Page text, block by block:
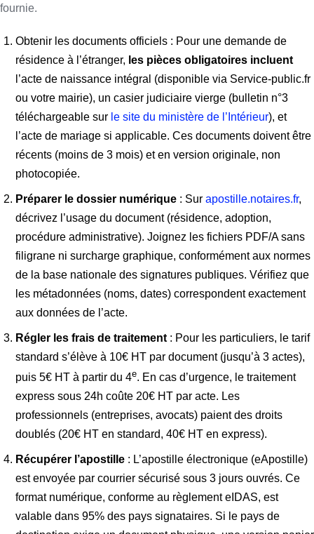
fournie.
Obtenir les documents officiels : Pour une demande de
résidence à l’étranger, les pièces obligatoires incluent
l’acte de naissance intégral (disponible via Service-public.fr
ou votre mairie), un casier judiciaire vierge (bulletin n°3
téléchargeable sur le site du ministère de l’Intérieur), et
l’acte de mariage si applicable. Ces documents doivent être
récents (moins de 3 mois) et en version originale, non
photocopiée.
Préparer le dossier numérique: Sur apostille.notaires.fr,
décrivez l’usage du document (résidence, adoption,
procédure administrative). Joignez les fichiers PDF/A sans
filigrane ni surcharge graphique, conformément aux normes
de la base nationale des signatures publiques. Vérifiez que
les métadonnées (noms, dates) correspondent exactement
aux données de l’acte.
Régler les frais de traitement: Pour les particuliers, le tarif
standard s’élève à 10€ HT par document (jusqu’à 3 actes),
puis 5€ HT à partir du 4e. En cas d’urgence, le traitement
express sous 24h coûte 20€ HT par acte. Les
professionnels (entreprises, avocats) paient des droits
doublés (20€ HT en standard, 40€ HT en express).
Récupérer l’apostille: L’apostille électronique (eApostille)
est envoyée par courrier sécurisé sous 3 jours ouvrés. Ce
format numérique, conforme au règlement eIDAS, est
valable dans 95% des pays signataires. Si le pays de